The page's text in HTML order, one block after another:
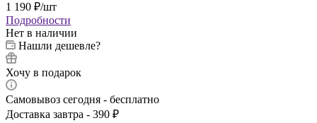
1 190 ₽/шт
Подробности
Нет в наличии
Нашли дешевле?
Хочу в подарок
Самовывоз сегодня - бесплатно
Доставка завтра - 390 ₽